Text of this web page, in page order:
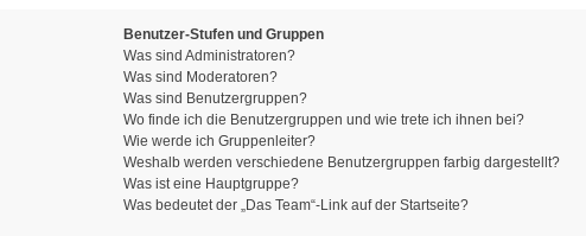
Benutzer-Stufen und Gruppen
Was sind Administratoren?
Was sind Moderatoren?
Was sind Benutzergruppen?
Wo finde ich die Benutzergruppen und wie trete ich ihnen bei?
Wie werde ich Gruppenleiter?
Weshalb werden verschiedene Benutzergruppen farbig dargestellt?
Was ist eine Hauptgruppe?
Was bedeutet der „Das Team“-Link auf der Startseite?